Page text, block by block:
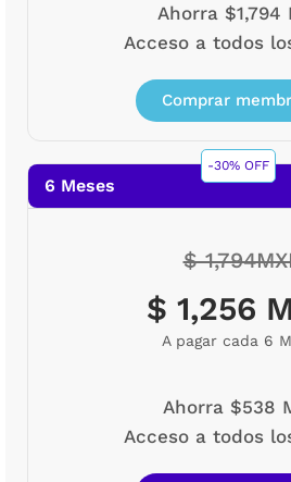
Ahorra $1,794
Acceso a todos
Comprar
-30% OFF
6 Meses
$
$ 1,256
A pagar cada 6
Ahorra $538
Acceso a todos